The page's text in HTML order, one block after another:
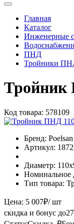
Главная
Каталог
Инженерные
ПНД
Тройники
Тройник
Код товара: 578109
Бренд: Poelsan
Артикул:
Диаметр:
Номинальное
Тип товара:
Цена: 5 007₽/ шт
скидка и бонус до